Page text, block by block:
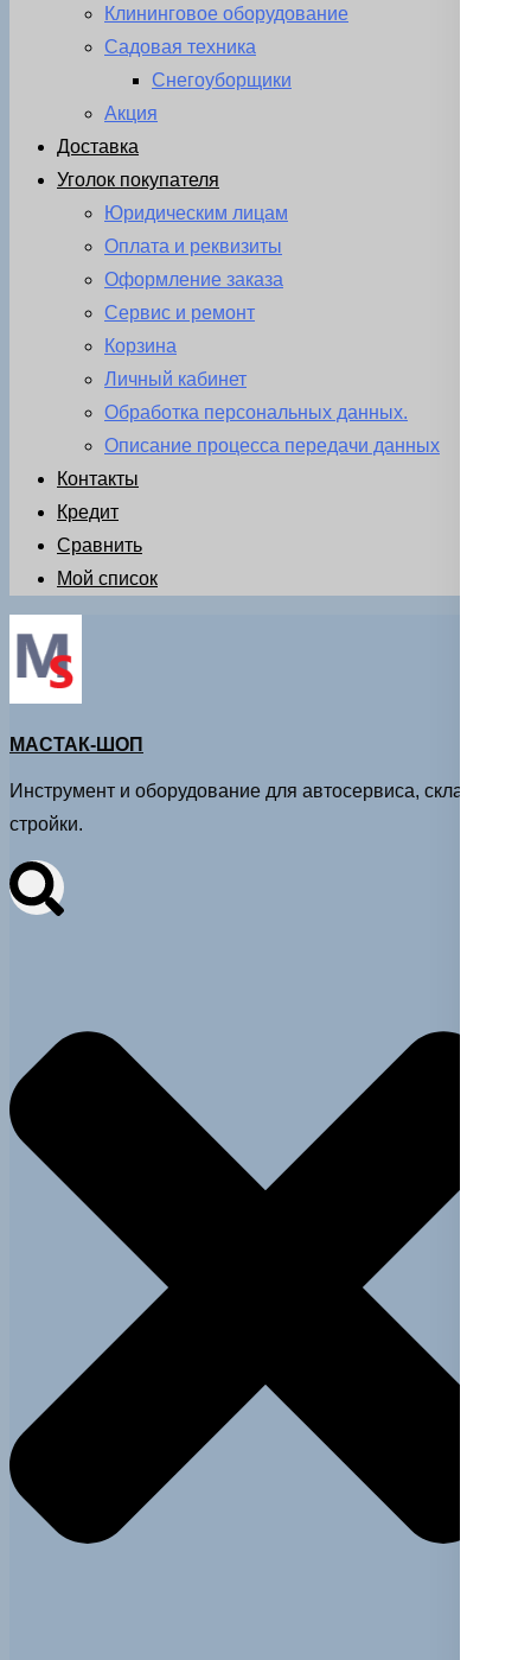
Клининговое оборудование
Садовая техника
Снегоуборщики
Акция
Доставка
Уголок покупателя
Юридическим лицам
Оплата и реквизиты
Оформление заказа
Сервис и ремонт
Корзина
Личный кабинет
Обработка персональных данных.
Описание процесса передачи данных
Контакты
Кредит
Сравнить
Мой список
МАСТАК-ШОП
Инструмент и оборудование для автосервиса, склада и
стройки.